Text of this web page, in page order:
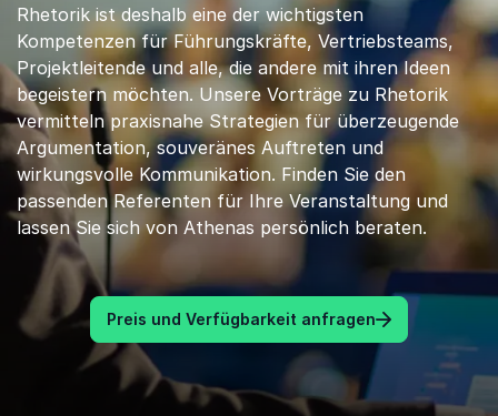
Rhetorik ist deshalb eine der wichtigsten
Kompetenzen für Führungskräfte, Vertriebsteams,
Projektleitende und alle, die andere mit ihren Ideen
begeistern möchten. Unsere Vorträge zu Rhetorik
vermitteln praxisnahe Strategien für überzeugende
Argumentation, souveränes Auftreten und
wirkungsvolle Kommunikation. Finden Sie den
passenden Referenten für Ihre Veranstaltung und
lassen Sie sich von Athenas persönlich beraten.
Preis und Verfügbarkeit anfragen